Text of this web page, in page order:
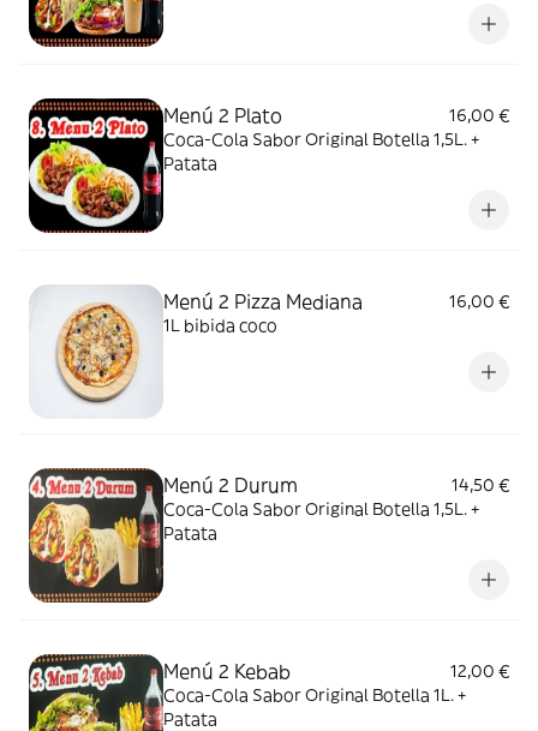
Menú 2 Plato
16,00 €
Coca-Cola Sabor Original Botella 1,5L. +
Patata
Menú 2 Pizza Mediana
16,00 €
1L bibida coco
Menú 2 Durum
14,50 €
Coca-Cola Sabor Original Botella 1,5L. +
Patata
Menú 2 Kebab
12,00 €
Coca-Cola Sabor Original Botella 1L. +
Patata